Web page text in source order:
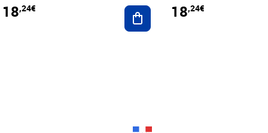
au panier
18,24€ Ajouter au panier
18,24€